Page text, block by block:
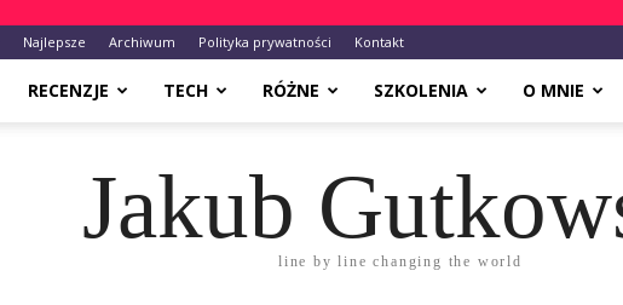
Najlepsze Archiwum Polityka prywatności Kontakt
RECENZJE TECH RÓŻNE SZKOLENIA O MNIE
Jakub
line by line changing the world